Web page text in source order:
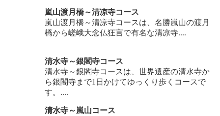
嵐山渡月橋～清凉寺コース
嵐山渡月橋～清凉寺コースは、名勝嵐山の渡月
橋から嵯峨大念仏狂言で有名な清凉寺....
清水寺～銀閣寺コース
清水寺～銀閣寺コースは、世界遺産の清水寺か
ら銀閣寺まで1日かけてゆっくり歩くコースで
す。....
清水寺～嵐山コース